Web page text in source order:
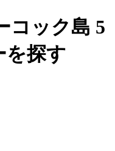
コック島 5
を探す